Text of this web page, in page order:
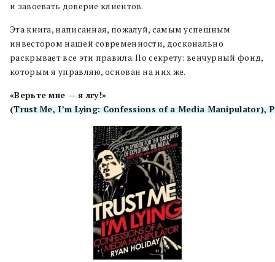
и завоевать доверие клиентов.
Эта книга, написанная, пожалуй, самым успешным
инвестором нашей современности, досконально
раскрывает все эти правила. По секрету: венчурный фонд,
которым я управляю, основан на них же.
«Верьте мне — я лгу!»
(Trust Me, I’m Lying: Confessions of a Media Manipulator),